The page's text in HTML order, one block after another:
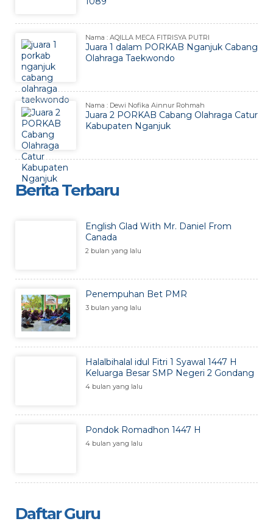
Nama : AQILLA MECA FITRISYA PUTRI
Juara 1 dalam PORKAB Nganjuk Cabang
Olahraga Taekwondo
Nama : Dewi Nofika Ainnur Rohmah
Juara 2 PORKAB Cabang Olahraga Catur
Kabupaten Nganjuk
Berita Terbaru
English Glad With Mr. Daniel From
Canada
2 bulan yang lalu
Penempuhan Bet PMR
3 bulan yang lalu
Halalbihalal idul Fitri 1 Syawal 1447 H
Keluarga Besar SMP Negeri 2 Gondang
4 bulan yang lalu
Pondok Romadhon 1447 H
4 bulan yang lalu
Daftar Guru